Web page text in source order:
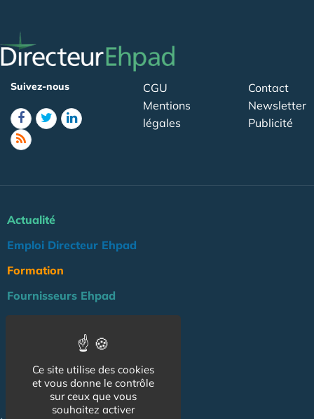
Suivez-nous
CGU
Mentions
légales
Contact
Newsletter
Publicité
Actualité
Emploi Directeur Ehpad
Formation
Fournisseurs Ehpad
Réglementation
Outils
Groupe Maison de Retraite
Ce site utilise des cookies
et vous donne le contrôle
sur ceux que vous
souhaitez activer